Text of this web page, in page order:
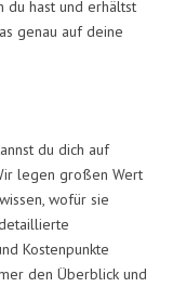
du hast und erhältst
genau auf deine
du dich auf
legen großen Wert
wofür sie
Kostenpunkte
den Überblick und